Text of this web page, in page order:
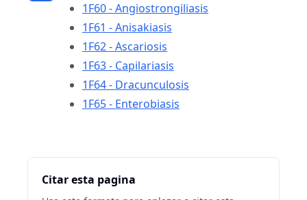
1F60 - Angiostrongiliasis
1F61 - Anisakiasis
1F62 - Ascariosis
1F63 - Capilariasis
1F64 - Dracunculosis
1F65 - Enterobiasis
Citar esta pagina